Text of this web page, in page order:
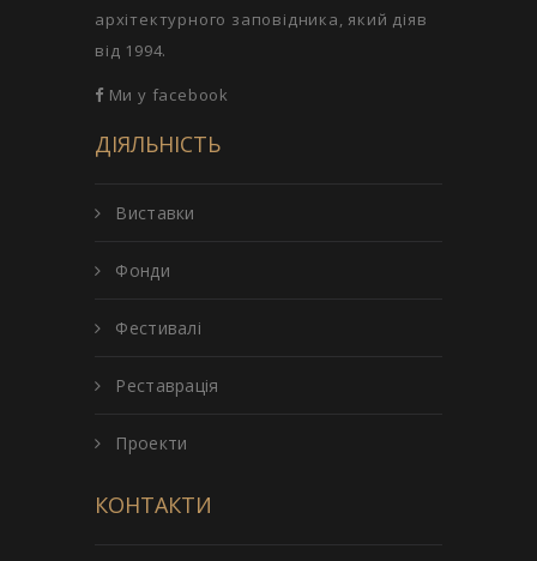
архітектурного заповідника, який діяв
від 1994.
Ми у facebook
ДІЯЛЬНІСТЬ
Виставки
Фонди
Фестивалі
Реставрація
Проекти
КОНТАКТИ